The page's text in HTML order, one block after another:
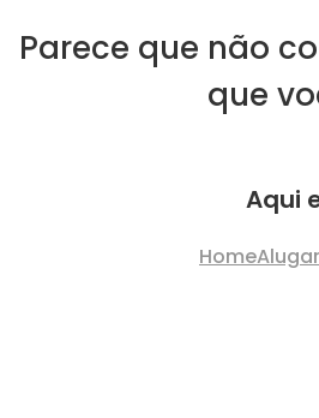
Parece que não
que
Aqui
HomeAlugar